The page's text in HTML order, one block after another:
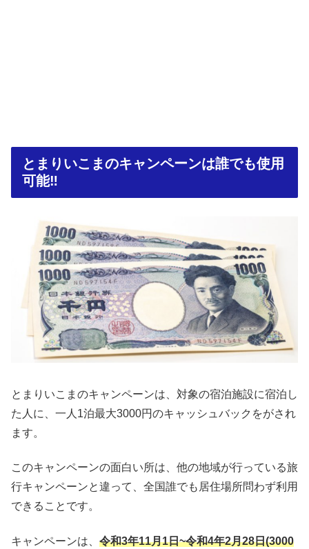
とまりいこまのキャンペーンは誰でも使用
可能‼︎
とまりいこまのキャンペーンは、対象の宿泊施設に宿泊し
た人に、一人1泊最大3000円のキャッシュバックをがされ
ます。
このキャンペーンの面白い所は、他の地域が行っている旅
行キャンペーンと違って、全国誰でも居住場所問わず利用
できることです。
キャンペーンは、 令和3年11月1日~令和4年2月28日(3000